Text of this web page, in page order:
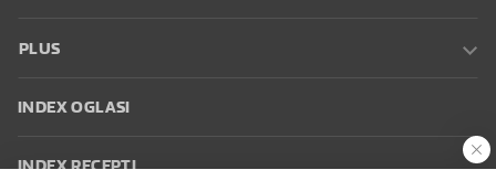
PLUS
INDEX OGLASI
INDEX RECEPTI